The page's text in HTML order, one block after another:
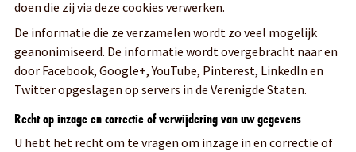
doen die zij via deze cookies verwerken.
De informatie die ze verzamelen wordt zo veel mogelijk
geanonimiseerd. De informatie wordt overgebracht naar en
door Facebook, Google+, YouTube, Pinterest, LinkedIn en
Twitter opgeslagen op servers in de Verenigde Staten.
Recht op inzage en correctie of verwijdering van uw gegevens
U hebt het recht om te vragen om inzage in en correctie of